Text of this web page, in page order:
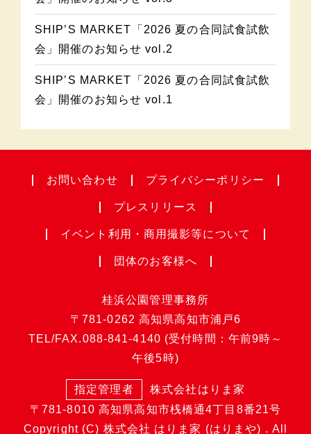
SHIP’S MARKET「2026 夏の合同試食試飲
会」開催のお知らせ vol.2
SHIP’S MARKET「2026 夏の合同試食試飲
会」開催のお知らせ vol.1
お問い合わせ プライバシーポリシー
プレスリリース
イベント利用・ 商用撮影等について
団体のお客様へ
桂浜公園管理事務所
〒781-0262 高知県高知市浦戸6
TEL/FAX.088-841-4140 (受付時間：午前9時～
午後5時)
指定管理者
株式会社はりま家
〒781-8010 高知県高知市桟橋通4丁目8番21号
Copyright (C) 株式会社 はりま家 (はりまや) . All